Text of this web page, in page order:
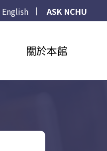
English
ASK NCHU
關於本館